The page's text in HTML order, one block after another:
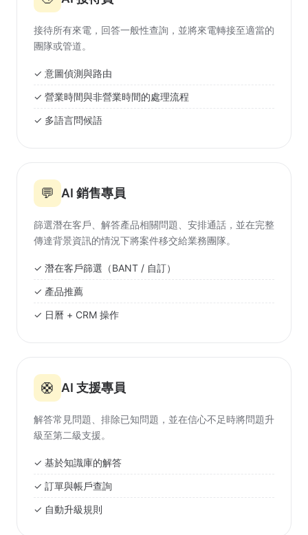
接待所有來電，回答一般性查詢，並將來電轉接至適當的
團隊或管道。
✓ 意圖偵測與路由
✓ 營業時間與非營業時間的處理流程
✓ 多語言問候語
💬 AI 銷售專員
篩選潛在客戶、解答產品相關問題、安排通話，並在完整
傳達背景資訊的情況下將案件移交給業務團隊。
✓ 潛在客戶篩選（BANT / 自訂）
✓ 產品推薦
✓ 日曆 + CRM 操作
🛟 AI 支援專員
解答常見問題、排除已知問題，並在信心不足時將問題升
級至第二級支援。
✓ 基於知識庫的解答
✓ 訂單與帳戶查詢
✓ 自動升級規則